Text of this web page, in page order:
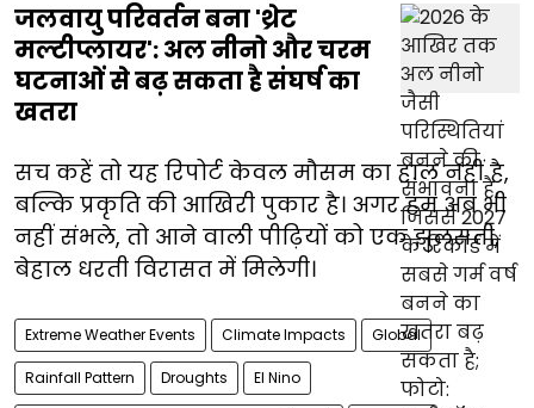
जलवायु परिवर्तन बना 'थ्रेट
मल्टीप्लायर': अल नीनो और चरम
घटनाओं से बढ़ सकता है संघर्ष का
खतरा
सच कहें तो यह रिपोर्ट केवल मौसम का हाल नहीं है,
बल्कि प्रकृति की आखिरी पुकार है। अगर हम अब भी
नहीं संभले, तो आने वाली पीढ़ियों को एक झुलसती,
बेहाल धरती विरासत में मिलेगी।
Extreme Weather Events Climate Impacts Global
Rainfall Pattern Droughts El Nino